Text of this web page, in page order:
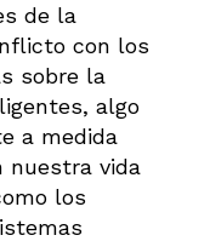
de la
con los
sobre la
algo
a medida
nuestra vida
los